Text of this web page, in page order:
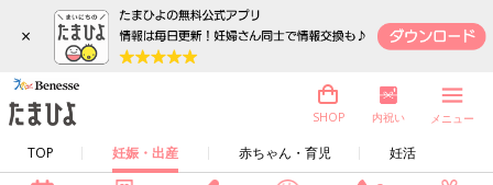
×
TOP 妊娠・出産 赤ちゃん・育児 妊活
SHOP 内祝い メニュー